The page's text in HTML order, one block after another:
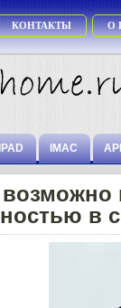
КОНТАКТЫ О
IPAD IMAC
в